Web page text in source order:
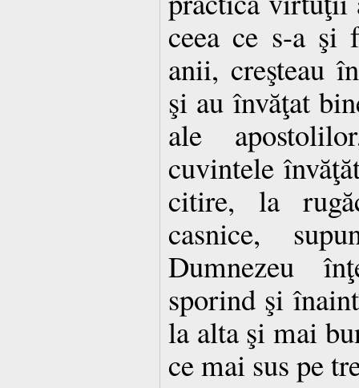
ceea ce s-a şi
anii, creşteau
şi au învăţat
ale
cuvintele
citire, la
casnice,
Dumnezeu
sporind şi
la alta şi mai
ce mai sus pe